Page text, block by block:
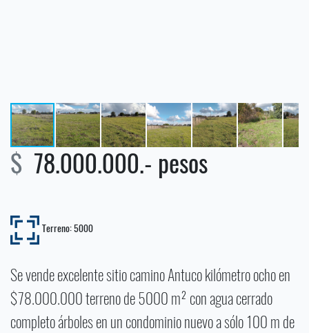
$ 78.000.000.- pesos
Terreno: 5000
Se vende excelente sitio camino Antuco kilómetro ocho en
$78.000.000 terreno de 5000 m² con agua cerrado
completo árboles en un condominio nuevo a sólo 100 m de